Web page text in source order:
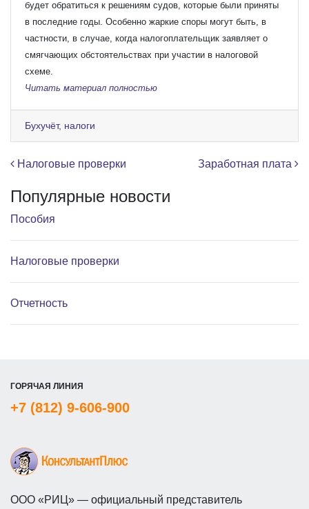
будет обратиться к решениям судов, которые были приняты
в последние годы. Особенно жаркие споры могут быть, в
частности, в случае, когда налогоплательщик заявляет о
смягчающих обстоятельствах при участии в налоговой
схеме.
Читать материал полностью
Бухучёт, налоги
Навигация по записям
Налоговые проверки Заработная плата
Популярные новости
Пособия
Налоговые проверки
Отчетность
ГОРЯЧАЯ ЛИНИЯ
+7 (812) 9-606-900
ООО «РИЦ» — официальный представитель